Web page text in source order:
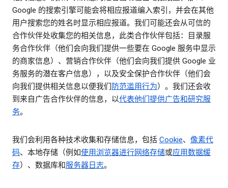
Google 的搜索引擎可能会将相应报道编入索引，并会在其他
用户搜索您的姓名时显示相应报道。我们可能还会从可信的
合作伙伴处收集您的相关信息，此类合作伙伴包括：目录服
务合作伙伴（他们会向我们提供一些要在 Google 服务中显示
的商家信息）、营销合作伙伴（他们会向我们提供 Google 业
务服务的潜在客户信息），以及安全保护合作伙伴（他们会
向我们提供相关信息以便我们 防范滥用行为）。我们还会收
到来自广告合作伙伴的信息，以代表他们提供广告和研究服
务。
我们会利用各种技术收集和存储信息，包括 Cookie、 像素代
码、本地存储（例如使用浏览器进行网络存储或应用数据缓
存）、数据库和服务器日志。